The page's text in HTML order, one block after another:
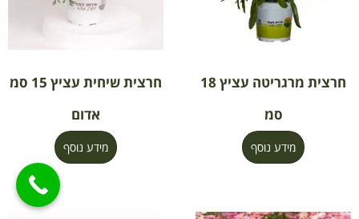
חרצית מרגריטה עציץ 18
סמ
מידע נוסף
חרצית שיחית עציץ 15 סמ
אדום
מידע נוסף